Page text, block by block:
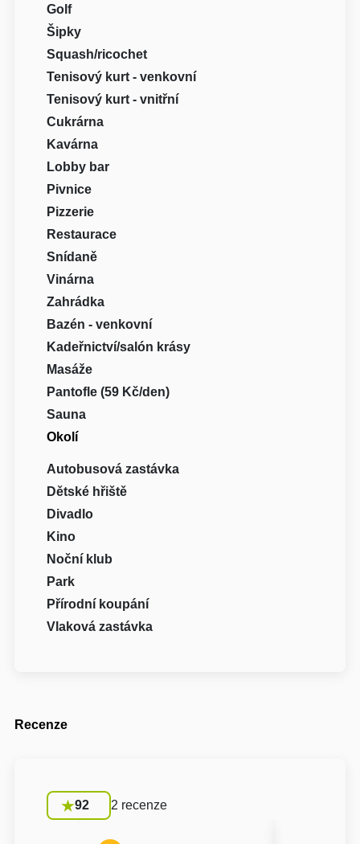
Golf
Šipky
Squash/ricochet
Tenisový kurt - venkovní
Tenisový kurt - vnitřní
Cukrárna
Kavárna
Lobby bar
Pivnice
Pizzerie
Restaurace
Snídaně
Vinárna
Zahrádka
Bazén - venkovní
Kadeřnictví/salón krásy
Masáže
Pantofle (59 Kč/den)
Sauna
Okolí
Autobusová zastávka
Dětské hřiště
Divadlo
Kino
Noční klub
Park
Přírodní koupání
Vlaková zastávka
Recenze
92 2 recenze